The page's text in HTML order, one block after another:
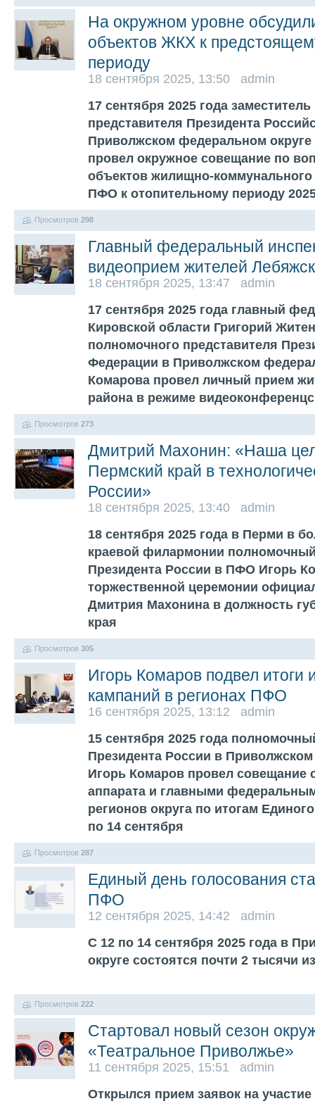
На окружном уровне
объектов ЖКХ к
периоду
18 сентября 2025, 13:50 admin
17 сентября 2025 года
представителя Президента
Приволжском федеральном округе
провел окружное совещание по
объектов жилищно-коммунального
ПФО к отопительному периоду
Просмотров 298
Главный федеральный
видеоприем жителей
18 сентября 2025, 13:47 admin
17 сентября 2025 года главный
Кировской области Григорий
полномочного представителя
Федерации в Приволжском
Комарова провел личный прием
района в режиме
Просмотров 273
Дмитрий Махонин: «Наша
Пермский край в
России»
18 сентября 2025, 13:40 admin
18 сентября 2025 года в Перми в
краевой филармонии
Президента России в ПФО Игорь
торжественной церемонии
Дмитрия Махонина в должность
края
Просмотров 305
Игорь Комаров подвел итоги
кампаний в регионах ПФО
16 сентября 2025, 13:12 admin
15 сентября 2025 года
Президента России в
Игорь Комаров провел совещание
аппарата и главными
регионов округа по итогам
по 14 сентября
Просмотров 287
Единый день голосования
ПФО
12 сентября 2025, 14:42 admin
С 12 по 14 сентября 2025 года в
округе состоятся почти 2 тысячи
Просмотров 222
Стартовал новый сезон
«Театральное Приволжье»
11 сентября 2025, 15:51 admin
Открылся прием заявок на